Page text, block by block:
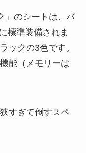
」のシートは、バ
標準装備されま
ックの3色です。
能（メモリーは
すぎて倒すスペ